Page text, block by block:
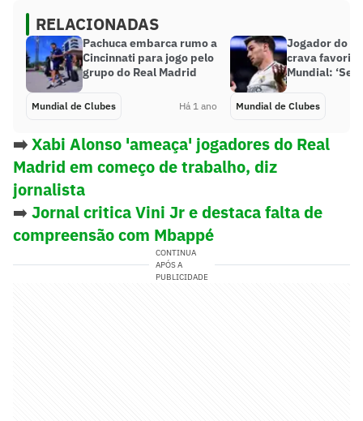
RELACIONADAS
Pachuca embarca rumo a
Cincinnati para jogo pelo
grupo do Real Madrid
Mundial de Clubes Há 1 ano
Jogador do
crava favorito
Mundial:
Mundial de Clubes
➡️Xabi Alonso 'ameaça' jogadores do Real
Madrid em começo de trabalho, diz
jornalista
➡️ Jornal critica Vini Jr e destaca falta de
compreensão com Mbappé
CONTINUA
APÓS A
PUBLICIDADE